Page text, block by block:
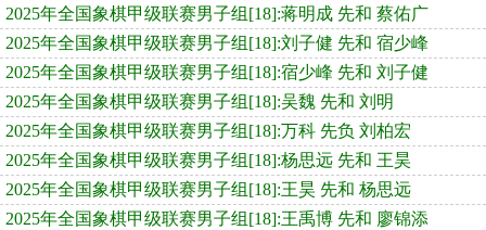
2025年全国象棋甲级联赛男子组[18]:蒋明成 先和 蔡佑广
2025年全国象棋甲级联赛男子组[18]:刘子健 先和 宿少峰
2025年全国象棋甲级联赛男子组[18]:宿少峰 先和 刘子健
2025年全国象棋甲级联赛男子组[18]:吴魏 先和 刘明
2025年全国象棋甲级联赛男子组[18]:万科 先负 刘柏宏
2025年全国象棋甲级联赛男子组[18]:杨思远 先和 王昊
2025年全国象棋甲级联赛男子组[18]:王昊 先和 杨思远
2025年全国象棋甲级联赛男子组[18]:王禹博 先和 廖锦添